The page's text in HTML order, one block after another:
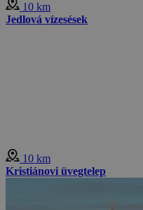
10 km
Jedlová vízesések
10 km
Kristiánovi üvegtelep